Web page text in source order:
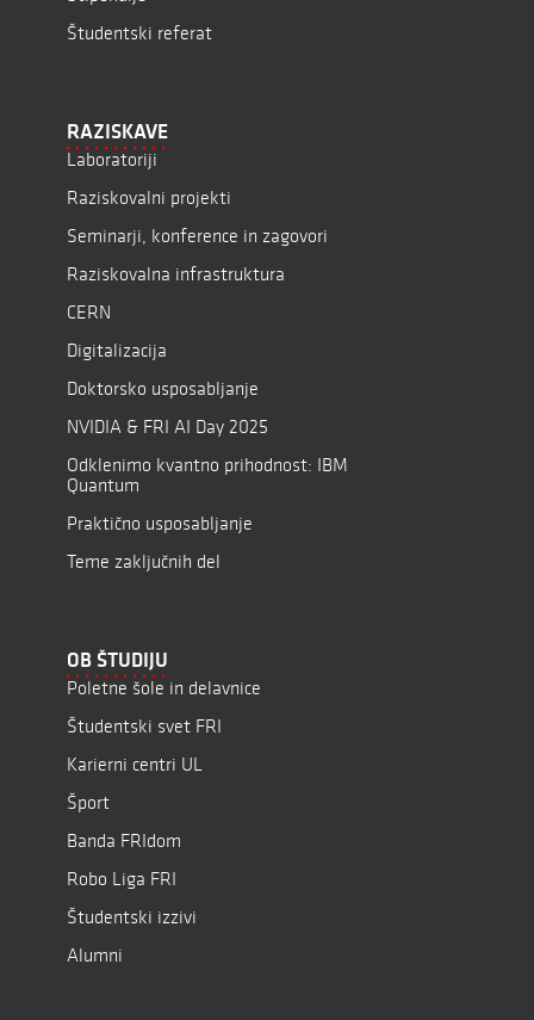
Študentski referat
RAZISKAVE
Laboratoriji
Raziskovalni projekti
Seminarji, konference in zagovori
Raziskovalna infrastruktura
CERN
Digitalizacija
Doktorsko usposabljanje
NVIDIA & FRI AI Day 2025
Odklenimo kvantno prihodnost: IBM
Quantum
Praktično usposabljanje
Teme zaključnih del
OB ŠTUDIJU
Poletne šole in delavnice
Študentski svet FRI
Karierni centri UL
Šport
Banda FRIdom
Robo Liga FRI
Študentski izzivi
Alumni